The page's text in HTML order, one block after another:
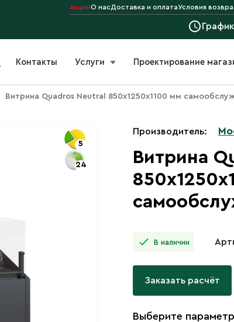
АкцииО насДоставка и оплатаУсловия
Контакты Услуги Проектирование
Витрина Quadros Neutral 850х1250х1100 мм
5
24
Производитель:
Витрина
В наличии
Заказать расчёт
Выберите